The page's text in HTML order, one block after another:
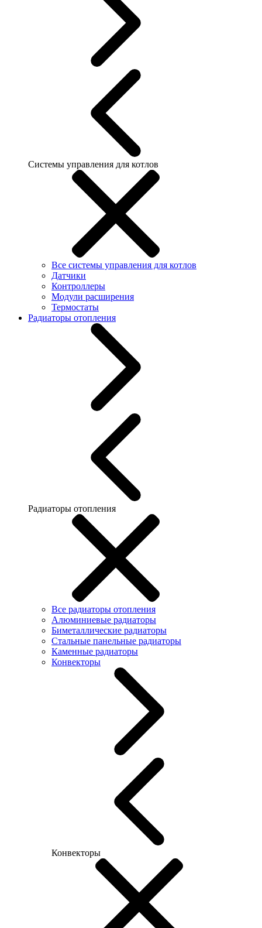
Системы управления для котлов
Все системы управления для котлов
Датчики
Контроллеры
Модули расширения
Термостаты
Радиаторы отопления
Радиаторы отопления
Все радиаторы отопления
Алюминиевые радиаторы
Биметаллические радиаторы
Стальные панельные радиаторы
Каменные радиаторы
Конвекторы
Конвекторы